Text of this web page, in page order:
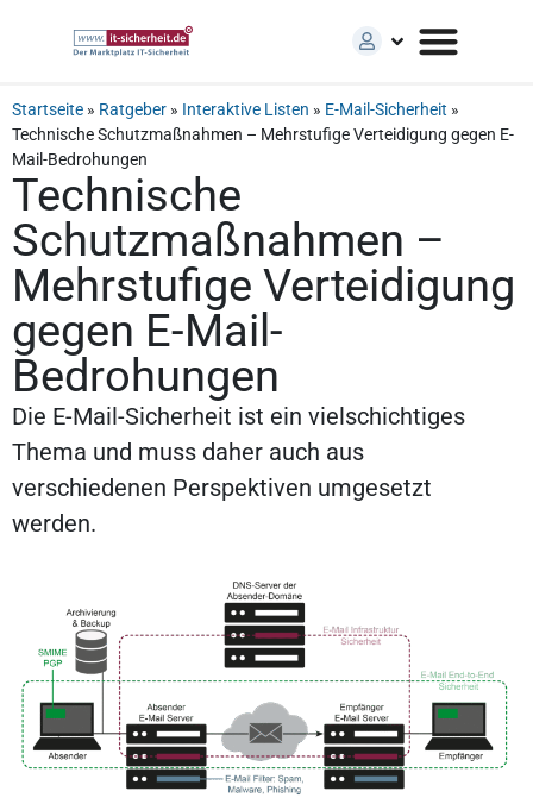
Startseite » Ratgeber » Interaktive Listen » E-Mail-Sicherheit »
Technische Schutzmaßnahmen – Mehrstufige Verteidigung gegen E-
Mail-Bedrohungen
Technische
Schutzmaßnahmen –
Mehrstufige Verteidigung
gegen E-Mail-
Bedrohungen
Die E-Mail-Sicherheit ist ein vielschichtiges
Thema und muss daher auch aus
verschiedenen Perspektiven umgesetzt
werden.